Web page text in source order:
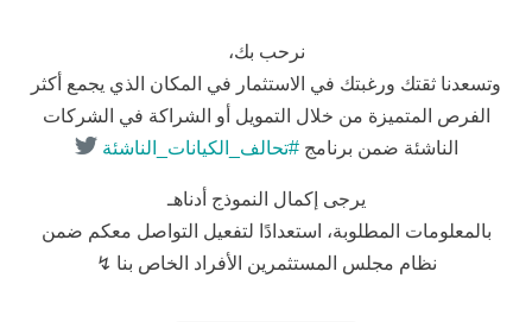
نرحب بك،
وتسعدنا ثقتك ورغبتك في الاستثمار في المكان الذي يجمع أكثر
الفرص المتميزة من خلال التمويل أو الشراكة في الشركات
الناشئة ضمن برنامج#تحالف_الكيانات_الناشئة
يرجى إكمال النموذج أدناهـ
بالمعلومات المطلوبة، استعدادًا لتفعيل التواصل معكم ضمن
نظام مجلس المستثمرين الأفراد الخاص بنا ↯